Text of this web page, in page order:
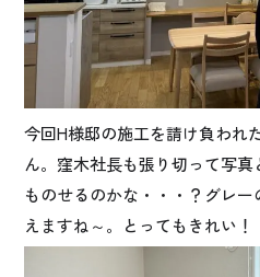
今回H様邸の施工を請け負われ
ん。窪木社長も張り切って写
ものせるのかな・・・？グレ
えますね～。とってもきれい！